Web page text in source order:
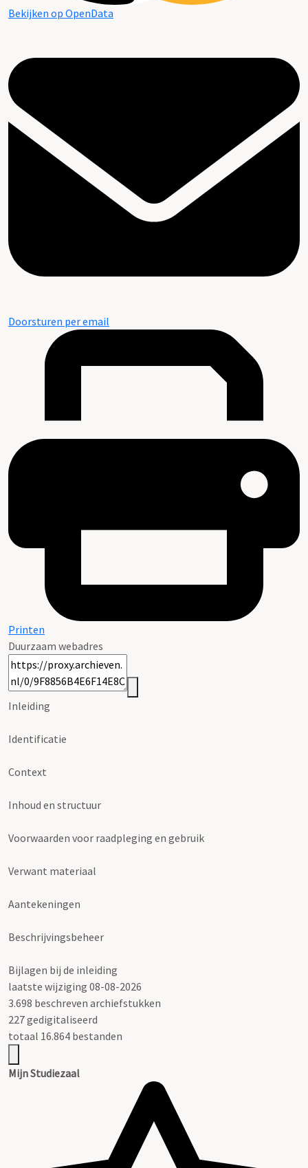
Bekijken op OpenData
Doorsturen per email
Printen
Duurzaam webadres
Inleiding
Identificatie
Context
Inhoud en structuur
Voorwaarden voor raadpleging en gebruik
Verwant materiaal
Aantekeningen
Beschrijvingsbeheer
Bijlagen bij de inleiding
laatste wijziging 08-08-2026
3.698 beschreven archiefstukken
227 gedigitaliseerd
totaal 16.864 bestanden
Mijn Studiezaal